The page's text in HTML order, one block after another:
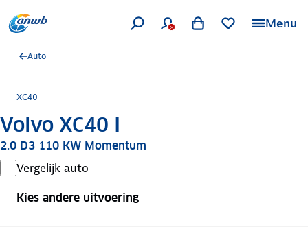
Menu
Auto
XC40
Volvo XC40 I
2.0 D3 110 KW Momentum
Vergelijk auto
Kies andere uitvoering